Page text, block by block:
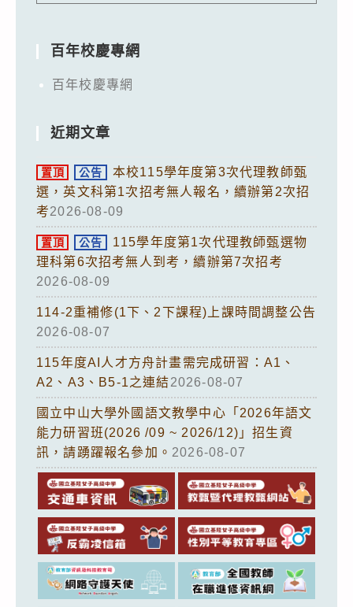
百年校慶專網
百年校慶專網
近期文章
置頂 公告
本校115學年度第3次代理教師甄
選，英文科第1次招考無人報名，續辦第2次招
考2026-08-09
置頂 公告
115學年度第1次代理教師甄選物
理科第6次招考無人到考，續辦第7次招考
2026-08-09
114-2重補修(1下、2下課程)上課時間調整公告
2026-08-07
115年度AI人才方舟計畫需完成研習：A1、
A2、A3、B5-1之連結2026-08-07
國立中山大學外國語文教學中心「2026年語文
能力研習班(2026 /09 ~ 2026/12)」招生資
訊，請踴躍報名參加。 2026-08-07